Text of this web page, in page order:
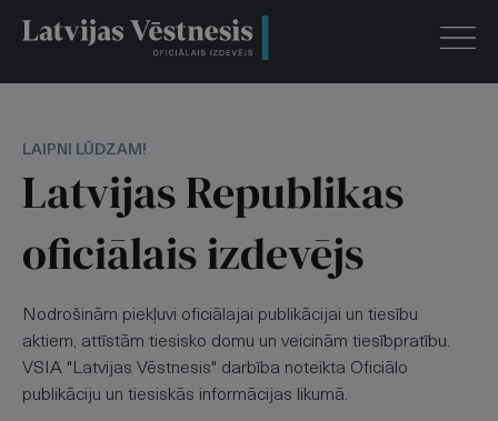
LAIPNI LŪDZAM!
Latvijas Republikas
oficiālais izdevējs
Nodrošinām piekļuvi oficiālajai publikācijai un tiesību
aktiem, attīstām tiesisko domu un veicinām tiesībpratību.
VSIA "Latvijas Vēstnesis" darbība noteikta Oficiālo
publikāciju un tiesiskās informācijas likumā.